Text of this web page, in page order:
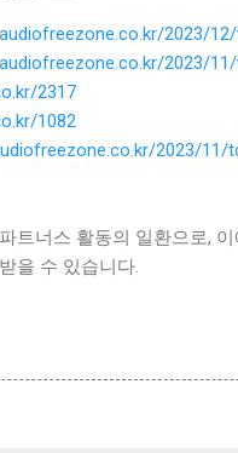
2023/
2023/
2317
1082
2023/11/
트너스 활동의 일환으로,
을 수 있습니다.